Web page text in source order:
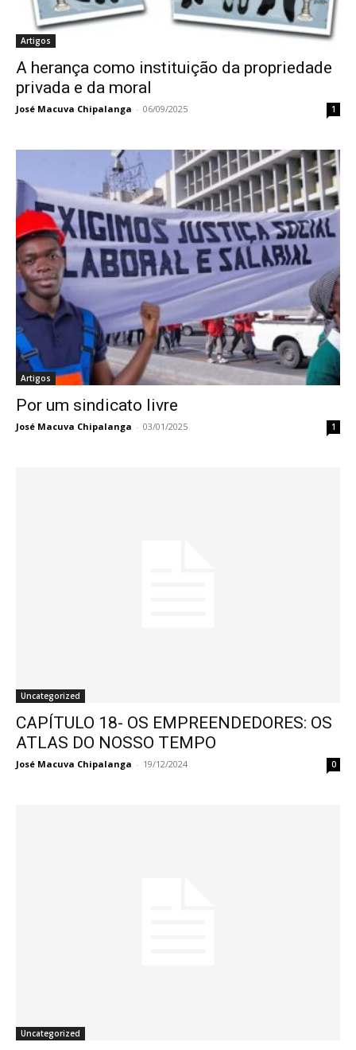
Artigos
A herança como instituição da propriedade
privada e da moral
José Macuva Chipalanga - 06/09/2025 1
Artigos
Por um sindicato livre
José Macuva Chipalanga - 03/01/2025 1
Uncategorized
CAPÍTULO 18- OS EMPREENDEDORES: OS
ATLAS DO NOSSO TEMPO
José Macuva Chipalanga - 19/12/2024 0
Uncategorized